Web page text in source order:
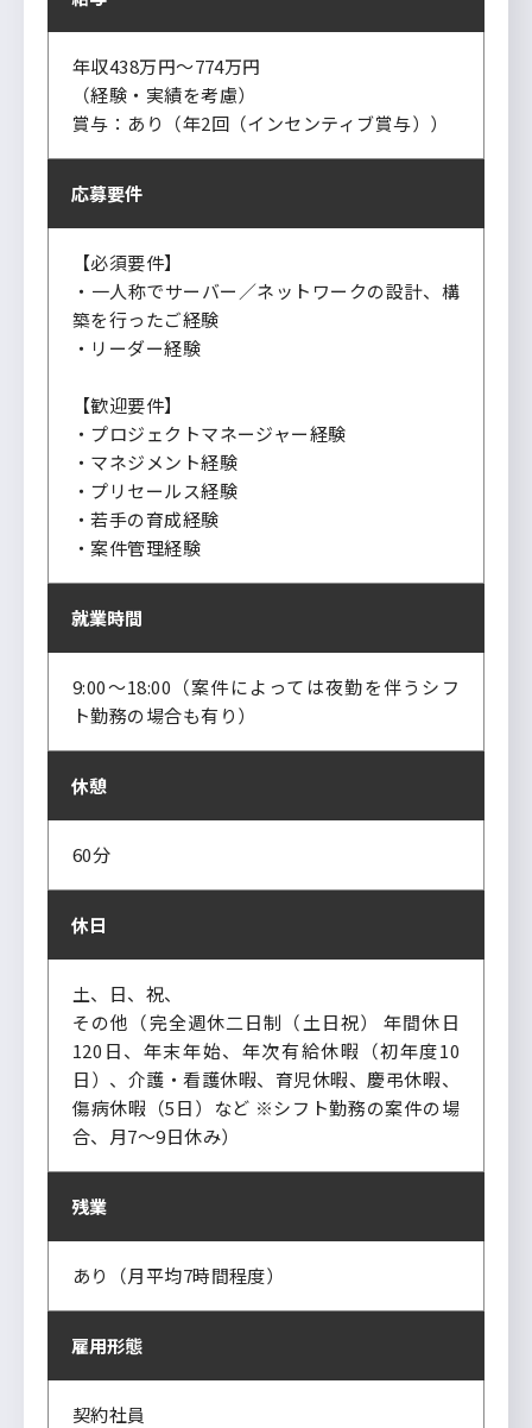
年収438万円～774万円
（経験・実績を考慮）
賞与：あり（年2回（インセンティブ賞与））
応募要件
【必須要件】
・一人称でサーバー／ネットワークの設計、構
築を行ったご経験
・リーダー経験
【歓迎要件】
・プロジェクトマネージャー経験
・マネジメント経験
・プリセールス経験
・若手の育成経験
・案件管理経験
就業時間
9:00～18:00（案件によっては夜勤を伴うシフ
ト勤務の場合も有り）
休憩
60分
休日
土、日、祝、
その他（完全週休二日制（土日祝） 年間休日
120日、年末年始、年次有給休暇（初年度10
日）、介護・看護休暇、育児休暇、慶弔休暇、
傷病休暇（5日）など ※シフト勤務の案件の場
合、月7～9日休み）
残業
あり（月平均7時間程度）
雇用形態
契約社員